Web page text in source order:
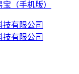
（手机版）